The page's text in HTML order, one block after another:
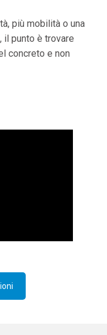
più mobilità o una
punto è trovare
concreto e non